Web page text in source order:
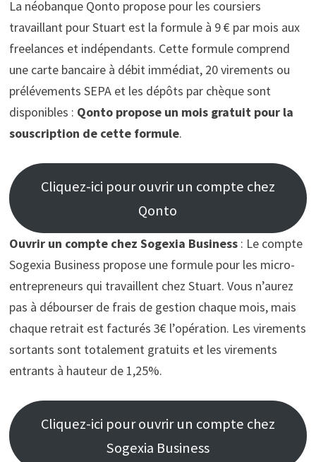
La néobanque Qonto propose pour les coursiers
travaillant pour Stuart est la formule à 9 € par mois aux
freelances et indépendants. Cette formule comprend
une carte bancaire à débit immédiat, 20 virements ou
prélévements SEPA et les dépôts par chèque sont
disponibles : Qonto propose un mois gratuit pour la
souscription de cette formule.
Cliquez-ici pour ouvrir un compte chez
Qonto
Ouvrir un compte chez Sogexia Business: Le compte
Sogexia Business propose une formule pour les micro-
entrepreneurs qui travaillent chez Stuart. Vous n’aurez
pas à débourser de frais de gestion chaque mois, mais
chaque retrait est facturés 3€ l’opération. Les virements
sortants sont totalement gratuits et les virements
entrants à hauteur de 1,25%.
Cliquez-ici pour ouvrir un compte chez
Sogexia Business